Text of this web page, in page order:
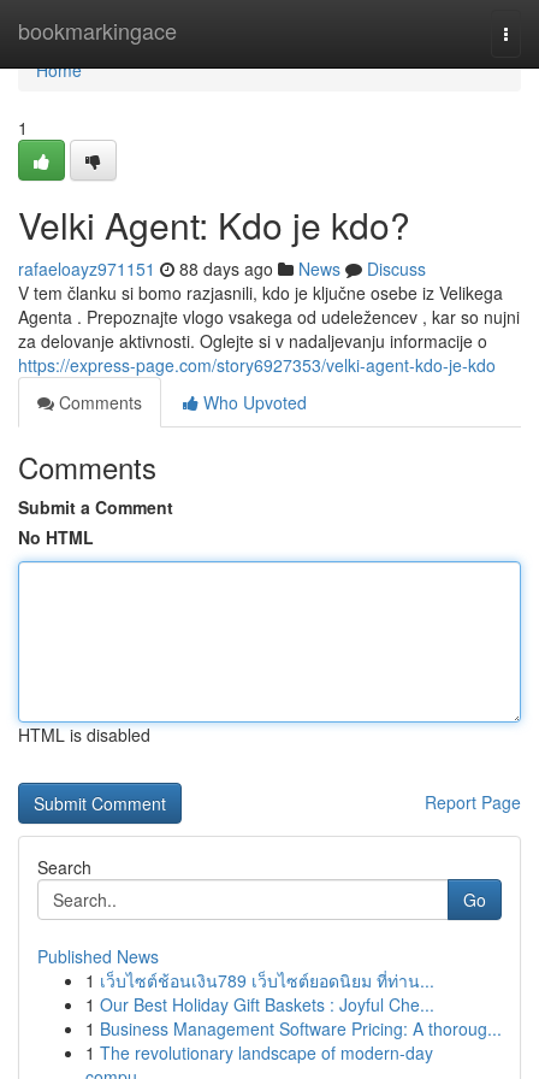
bookmarkingace
Home
Home
1
Velki Agent: Kdo je kdo?
rafaeloayz971151 88 days ago News
Discuss
V tem članku si bomo razjasnili, kdo je ključne osebe iz Velikega
Agenta . Prepoznajte vlogo vsakega od udeležencev , kar so nujni
za delovanje aktivnosti. Oglejte si v nadaljevanju informacije o
https://express-page.com/story6927353/velki-agent-kdo-je-kdo
Comments
Who Upvoted
Comments
Submit a Comment
No HTML
HTML is disabled
Report Page
Search
Go
Published News
1 เว็บไซต์ช้อนเงิน789 เว็บไซต์ยอดนิยม ที่ท่าน...
1 Our Best Holiday Gift Baskets : Joyful Che...
1 Business Management Software Pricing: A thoroug...
1 The revolutionary landscape of modern-day